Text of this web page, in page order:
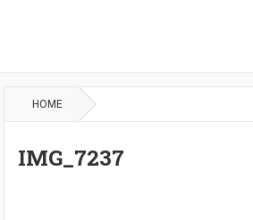
HOME
IMG_7237